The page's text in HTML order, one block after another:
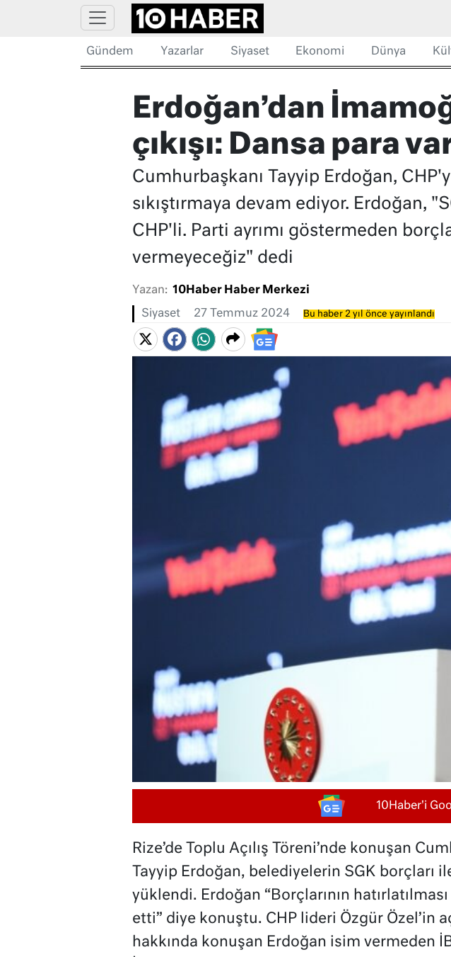
Gündem Yazarlar Siyaset Ekonomi Dünya
Erdoğan’dan
çıkışı: Dansa para
Cumhurbaşkanı Tayyip Erdoğan,
sıkıştırmaya devam ediyor. Erdoğan,
CHP'li. Parti ayrımı göstermeden
vermeyeceğiz" dedi
Yazan: 10Haber Haber Merkezi
Siyaset 27 Temmuz 2024 Bu haber 2 yıl önce yayınlandı
10Haber'i
Rize’de Toplu Açılış Töreni’nde konuşan
Tayyip Erdoğan, belediyelerin SGK borçları
yüklendi. Erdoğan “Borçlarının hatırlatılması
etti” diye konuştu. CHP lideri Özgür Özel’in
hakkında konuşan Erdoğan isim vermeden